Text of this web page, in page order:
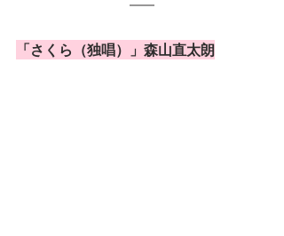
「さくら（独唱）」森山直太朗